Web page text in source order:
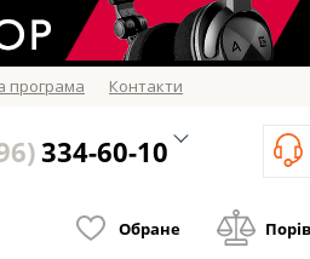
програма Контакти
334-60-10
Обране